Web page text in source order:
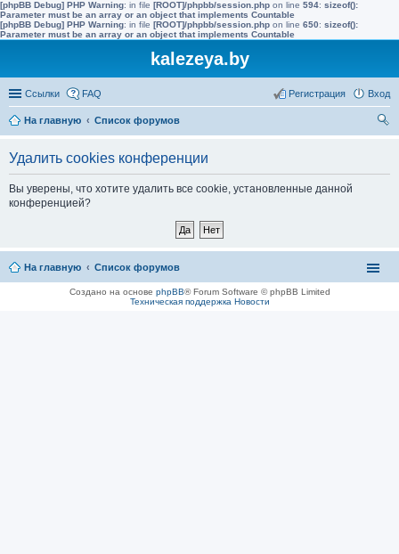
[phpBB Debug] PHP Warning: in file [ROOT]/phpbb/session.php on line 594: sizeof():
Parameter must be an array or an object that implements Countable
[phpBB Debug] PHP Warning: in file [ROOT]/phpbb/session.php on line 650: sizeof():
Parameter must be an array or an object that implements Countable
kalezeya.by
Ссылки FAQ Вход
Регистрация
На главную
Список форумов
Удалить cookies конференции
Вы уверены, что хотите удалить все cookie, установленные данной
конференцией?
На главную Список форумов
Создано на основе phpBB® Forum Software © phpBB Limited
Техническая поддержка Новости